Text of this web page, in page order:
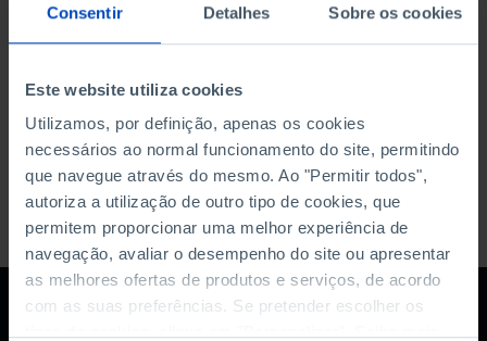
Consentir Detalhes Sobre os cookies
Este website utiliza cookies
Utilizamos, por definição, apenas os cookies
necessários ao normal funcionamento do site, permitindo
que navegue através do mesmo. Ao "Permitir todos",
autoriza a utilização de outro tipo de cookies, que
permitem proporcionar uma melhor experiência de
navegação, avaliar o desempenho do site ou apresentar
as melhores ofertas de produtos e serviços, de acordo
com as suas preferências. Se pretender escolher os
DATA DE FIM